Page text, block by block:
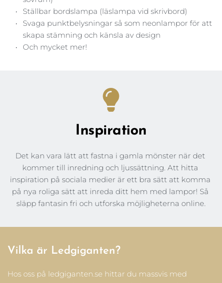
Ställbar bordslampa (läslampa vid skrivbord)
Svaga punktbelysningar så som neonlampor för att
skapa stämning och känsla av design
Och mycket mer!
Inspiration
Det kan vara lätt att fastna i gamla mönster när det
kommer till inredning och ljussättning. Att hitta
inspiration på sociala medier är ett bra sätt att komma
på nya roliga sätt att inreda ditt hem med lampor! Så
släpp fantasin fri och utforska möjligheterna online.
Vilka är Ledgiganten?
Hos oss på ledgiganten.se hittar du massvis med